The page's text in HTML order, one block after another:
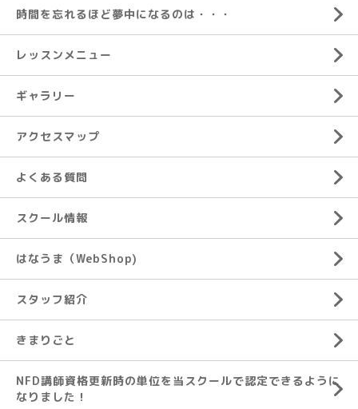
時間を忘れるほど夢中になるのは・・・
レッスンメニュー
ギャラリー
アクセスマップ
よくある質問
スクール情報
はなうま（WebShop)
スタッフ紹介
きまりごと
NFD講師資格更新時の単位を当スクールで認定できるように
なりました！